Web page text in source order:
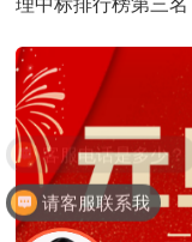
请客服联系我